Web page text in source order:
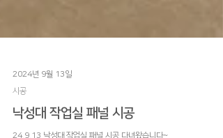
2024년 9월 13일
시공